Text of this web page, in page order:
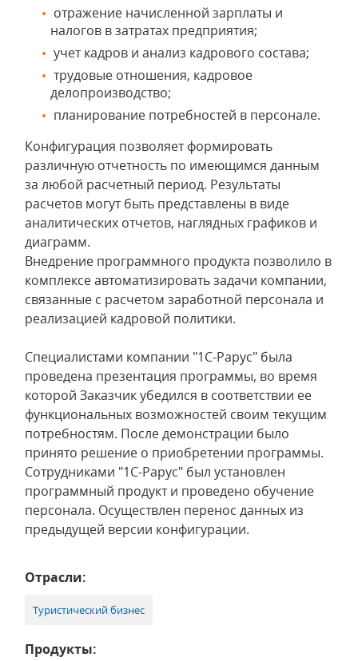
отражение начисленной зарплаты и
налогов в затратах предприятия;
учет кадров и анализ кадрового состава;
трудовые отношения, кадровое
делопроизводство;
планирование потребностей в персонале.
Конфигурация позволяет формировать
различную отчетность по имеющимся данным
за любой расчетный период. Результаты
расчетов могут быть представлены в виде
аналитических отчетов, наглядных графиков и
диаграмм.
Внедрение программного продукта позволило в
комплексе автоматизировать задачи компании,
связанные с расчетом заработной персонала и
реализацией кадровой политики.
Специалистами компании "1С-Рарус" была
проведена презентация программы, во время
которой Заказчик убедился в соответствии ее
функциональных возможностей своим текущим
потребностям. После демонстрации было
принято решение о приобретении программы.
Сотрудниками "1С-Рарус" был установлен
программный продукт и проведено обучение
персонала. Осуществлен перенос данных из
предыдущей версии конфигурации.
Отрасли:
Туристический бизнес
Продукты: